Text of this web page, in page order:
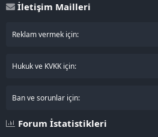
İletişim Mailleri
Reklam vermek için:
Hukuk ve KVKK için:
Ban ve sorunlar için:
Forum İstatistikleri